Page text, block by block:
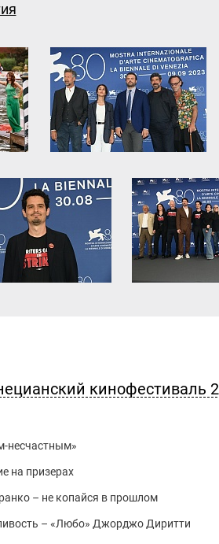
кинофестиваль
несчастным»
на призерах
– не копайся в прошлом
– «Любо» Джорджо Диритти